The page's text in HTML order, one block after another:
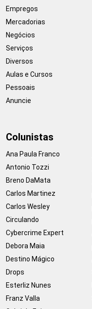
Empregos
Mercadorias
Negócios
Serviços
Diversos
Aulas e Cursos
Pessoais
Anuncie
Colunistas
Ana Paula Franco
Antonio Tozzi
Breno DaMata
Carlos Martinez
Carlos Wesley
Circulando
Cybercrime Expert
Debora Maia
Destino Mágico
Drops
Esterliz Nunes
Franz Valla